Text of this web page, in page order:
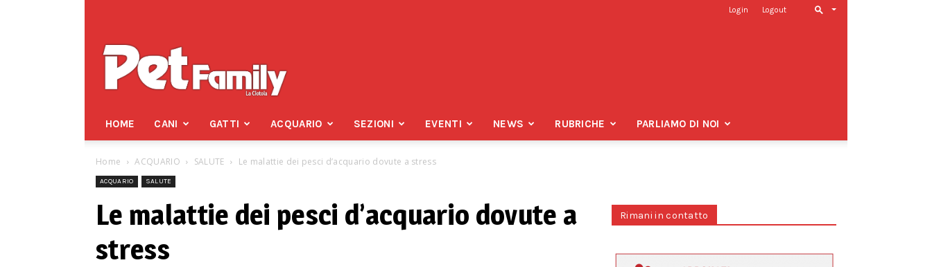
Login Logout
Pet
Family
HOME CANI GATTI ACQUARIO SEZIONI EVENTI NEWS RUBRICHE PARLIAMO DI NOI
Home ACQUARIO SALUTE Le malattie dei pesci d’acquario dovute a stress
ACQUARIO SALUTE
Le malattie dei pesci d’acquario dovute a
stress
Rimani in contatto